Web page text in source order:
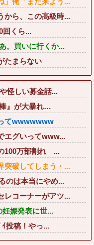
から、この高級時...
回くら...
。買いに行くか...
たまらない
怪しい募金話...
』が大暴れ…
てwwwwwww
エグいってwww...
100万部割れ ...
突破してしまう・...
のは本当にやめ...
レコーナーがアツ...
妊娠発表に世...
投稿！やっ...